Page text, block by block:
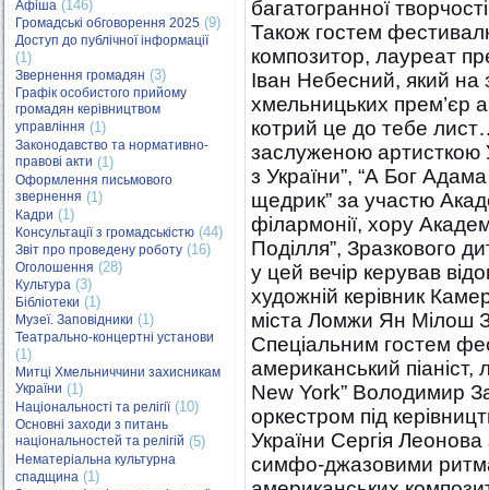
Афіша (146)
Громадські обговорення 2025 (9)
Доступ до публічної інформації
(1)
Звернення громадян (3)
Графік особистого прийому
громадян керівництвом
управління (1)
Законодавство та нормативно-
правові акти (1)
Оформлення письмового
звернення (1)
Кадри (1)
Консультації з громадськістю (44)
Звіт про проведену роботу (16)
Оголошення (28)
Культура (3)
Бібліотеки (1)
Музеї. Заповідники (1)
Театрально-концертні установи
(1)
Митці Хмельниччини захисникам
України (1)
Національності та релігії(10)
Основні заходи з питань
національностей та релігій (5)
Нематеріальна культурна
спадщина (1)
багатогранної
Також гостем
композитор, лауреат
Іван Небесний, який на
хмельницьких прем’єр
котрий це до тебе
заслуженою артисткою
з України”, “А Бог
щедрик” за участю
філармонії, хору
Поділля”, Зразкового
у цей вечір керував
художній керівник
міста Ломжи Ян Мілош
Спеціальним гостем
американський піаніст,
New York” Володимир
оркестром під
України Сергія
симфо-джазовими